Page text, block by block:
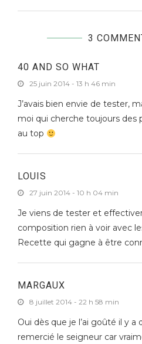
3
40 AND SO WHAT
25 juin 2014 - 13 h 46 min
J’avais bien envie de tester,
moi qui cherche toujours des
au top
LOUIS
27 juin 2014 - 10 h 04 min
Je viens de tester et
composition rien à voir avec
Recette qui gagne à être
MARGAUX
8 juillet 2014 - 22 h 58 min
Oui dès que je l’ai goûté il y a
remercié le seigneur car